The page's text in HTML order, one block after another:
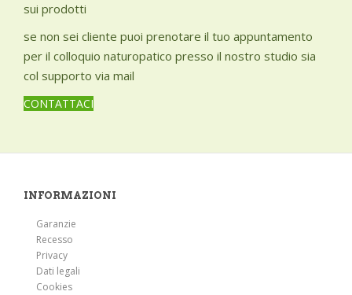
sui prodotti
se non sei cliente puoi prenotare il tuo appuntamento
per il colloquio naturopatico presso il nostro studio sia
col supporto via mail
CONTATTACI
INFORMAZIONI
Garanzie
Recesso
Privacy
Dati legali
Cookies